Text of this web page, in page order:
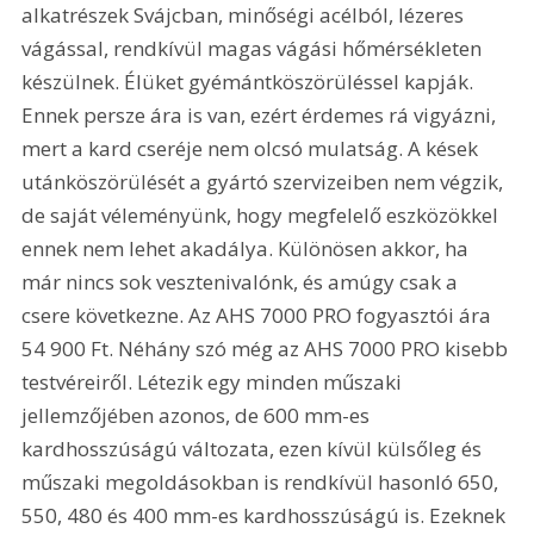
alkatrészek Svájcban, minőségi acélból, lézeres
vágással, rendkívül magas vágási hőmérsékleten
készülnek. Élüket gyémántköszörüléssel kapják.
Ennek persze ára is van, ezért érdemes rá vigyázni,
mert a kard cseréje nem olcsó mulatság. A kések
utánköszörülését a gyártó szervizeiben nem végzik,
de saját véleményünk, hogy megfelelő eszközökkel
ennek nem lehet akadálya. Különösen akkor, ha
már nincs sok vesztenivalónk, és amúgy csak a
csere következne. Az AHS 7000 PRO fogyasztói ára
54 900 Ft. Néhány szó még az AHS 7000 PRO kisebb
testvéreiről. Létezik egy minden műszaki
jellemzőjében azonos, de 600 mm-es
kardhosszúságú változata, ezen kívül külsőleg és
műszaki megoldásokban is rendkívül hasonló 650,
550, 480 és 400 mm-es kardhosszúságú is. Ezeknek